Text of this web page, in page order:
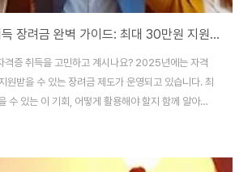
2025년 자격증 취득 장려금 완벽 가이드: 최대 30만원 지원받는 현명한 방법
격증 취득을 고민하고 계시나요? 2025년에는 자격
원받을 수 있는 장려금 제도가 운영되고 있습니다. 최
수 있는 이 기회, 어떻게 활용해야 할지 함께 알아보
금이란 무엇인가요? 자격증 장려금은 국가에서 시행
지원하는 제도입니다. 특히 2025년에는 디지털 전